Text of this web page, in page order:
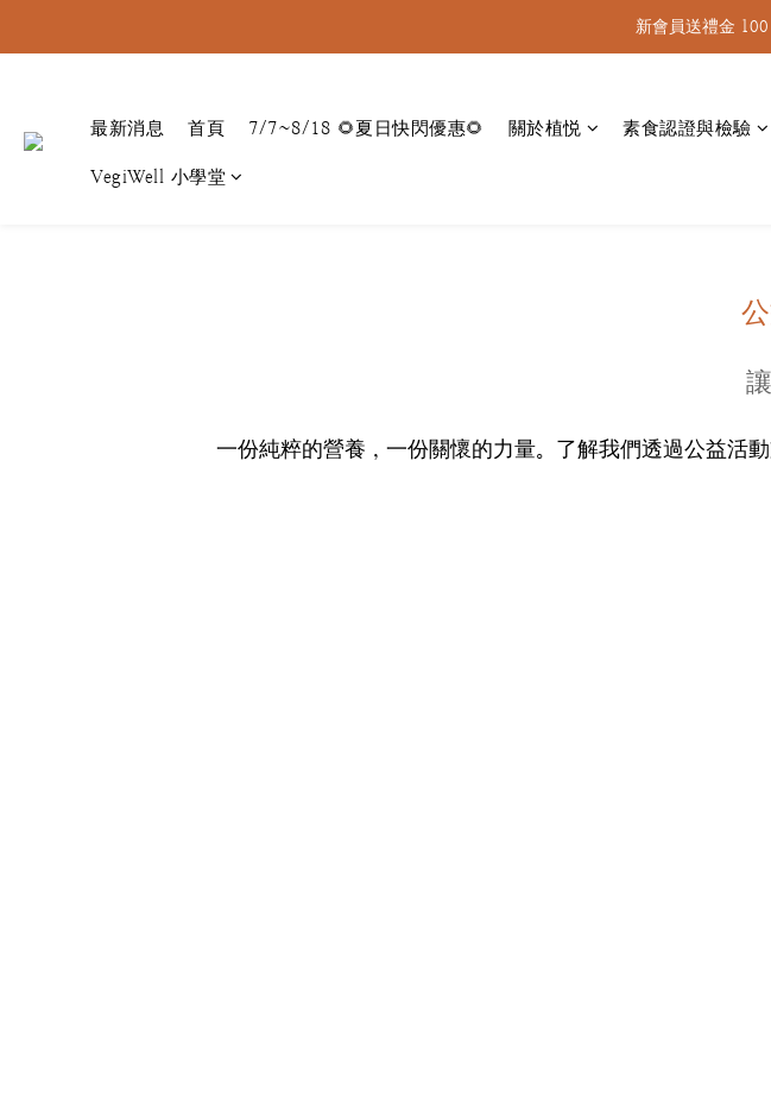
新會員送禮金
最新消息 首頁 7/7~8/18 🌻夏日快閃優惠🌻 關於植悦 素食認證與檢驗
VegiWell 小學堂
一份純粹的營養，一份關懷的力量。了解我們透過公益活